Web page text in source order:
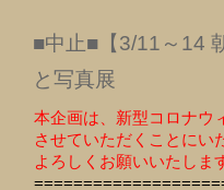
■中止■【3/11～14
と写真展
本企画は、新型コロナウ
させていただくことにい
よろしくお願いいたしま